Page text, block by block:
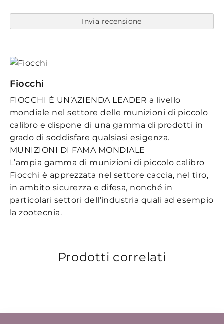
Invia recensione
Fiocchi
FIOCCHI È UN’AZIENDA LEADER a livello
mondiale nel settore delle munizioni di piccolo
calibro e dispone di una gamma di prodotti in
grado di soddisfare qualsiasi esigenza.
MUNIZIONI DI FAMA MONDIALE
L’ampia gamma di munizioni di piccolo calibro
Fiocchi è apprezzata nel settore caccia, nel tiro,
in ambito sicurezza e difesa, nonché in
particolari settori dell’industria quali ad esempio
la zootecnia.
Prodotti correlati